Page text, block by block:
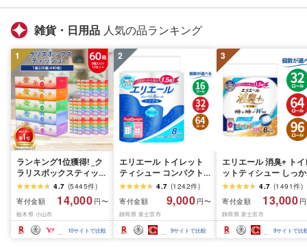
雑貨・日用品 人気の品ランキング
1
ランキング1位獲得! _ク
ラリスボックスティッシ
ュ60箱(1箱220組(440
枚))(5個入り×12セット)_
ティッシュ ティッシュ
ペーパー 日用品 常備品
生活用品 まとめ買い [配
送不可地域:離島・沖縄
4.7 (5445件)
寄付金額
14,000 円〜
栃木県 小山市
10サイトで比較
2
エリエール トイレット
ティシュー コンパクト
シングル [個数が選べ
る:16・32・64 ロール]
1.5倍巻 82.5m トイレッ
トペーパー シングル パ
ルプ100% 香りつき 日用
品 消耗品 備蓄 ふるさと
4.7 (1242件)
寄付金額
9,000 円〜
静岡県 富士宮市
9サイトで比較
3
エリエール 消臭+ トイ
ットティシュー しっか
り香るフレッシュクリ
の香り コンパクトダブ
ル [選べるロール数:32
64・96 ロール] 1.5倍
37.5m トイレットペー
パー ダブル パルプ
4.7 (1491件)
寄付金額
13,000
静岡県 富士宮市
9サイトで比